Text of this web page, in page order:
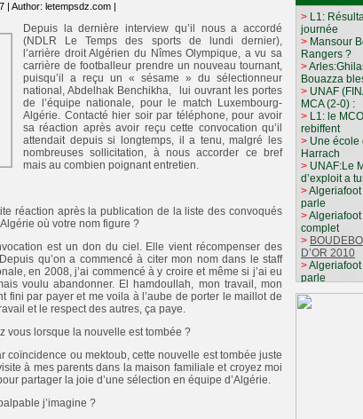
| Author: letempsdz.com |
Depuis la dernière interview qu’il nous a accordé
(NDLR Le Temps des sports de lundi dernier),
l’arrière droit Algérien du Nîmes Olympique, a vu sa
carrière de footballeur prendre un nouveau tournant,
puisqu’il a reçu un « sésame » du sélectionneur
national, Abdelhak Benchikha, lui ouvrant les portes
de l’équipe nationale, pour le match Luxembourg-
Algérie. Contacté hier soir par téléphone, pour avoir
sa réaction après avoir reçu cette convocation qu’il
attendait depuis si longtemps, il a tenu, malgré les
nombreuses sollicitation, à nous accorder ce bref
mais au combien poignant entretien.
réaction après la publication de la liste des convoqués
où votre nom figure ?
est un don du ciel. Elle vient récompenser des
qu’on a commencé à citer mon nom dans le staff
en 2008, j’ai commencé à y croire et même si j’ai eu
voulu abandonner. El hamdoullah, mon travail, mon
fini par payer et me voila à l’aube de porter le maillot de
et le respect des autres, ça paye.
vous lorsque la nouvelle est tombée ?
coïncidence ou mektoub, cette nouvelle est tombée juste
à mes parents dans la maison familiale et croyez moi
partager la joie d’une sélection en équipe d’Algérie.
j’imagine ?
> L1:
journée
> Mansour
Rangers ?
>
Bouazza
> UNAF
MCA (2-0) :‎
> L1: le
rebiffent
> Une école
Harrach
> UNAF:Le
d’exploit a
>
parle
>
complet
>
D’OR 2010
>Algeriafoot
parle
>Julien
formule 1